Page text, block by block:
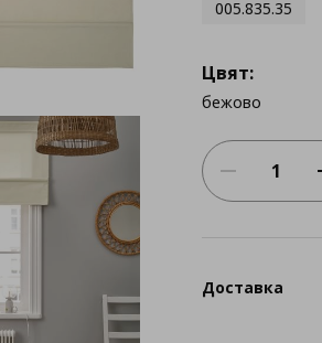
005.835.35
Цвят:
бежово
Доставка